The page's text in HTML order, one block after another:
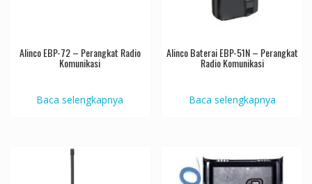
Alinco EBP-72 – Perangkat Radio
Komunikasi
Baca selengkapnya
Alinco Baterai EBP-51N – Perangkat
Radio Komunikasi
Baca selengkapnya